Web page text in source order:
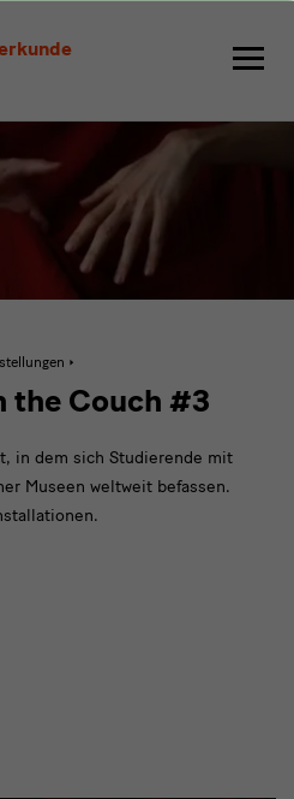
on
#3
the Couch #3
in dem sich Studierende mit
Museen weltweit befassen.